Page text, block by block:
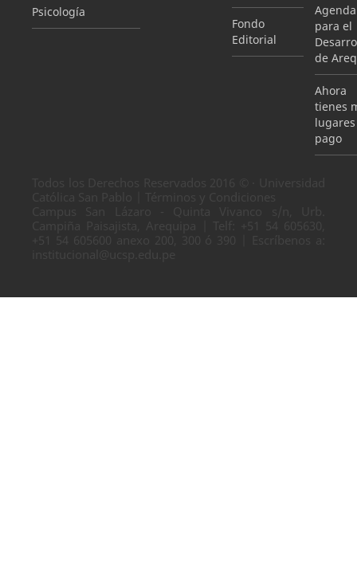
Psicología
Fondo
Editorial
Agenda
para el
de
Ahora
tienes
pago